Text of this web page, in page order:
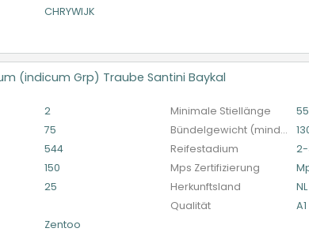
CHRYWIJK
(indicum Grp) Traube Santini Baykal
2 Minimale Stiellänge
75 Bündelgewicht (mindestens)
544 Reifestadium
150 Mps Zertifizierung
25 Herkunftsland
NL
Qualität
A1
Zentoo